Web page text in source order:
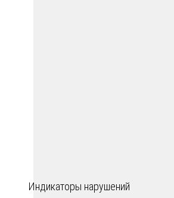
Индикаторы нарушений